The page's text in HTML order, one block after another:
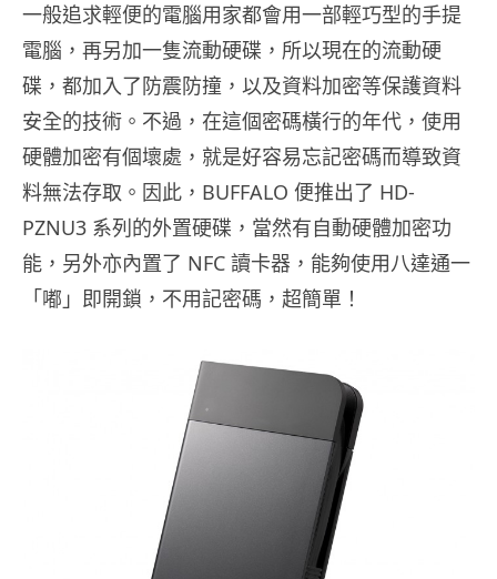
一般追求輕便的電腦用家都會用一部輕巧型的手提
電腦，再另加一隻流動硬碟，所以現在的流動硬
碟，都加入了防震防撞，以及資料加密等保護資料
安全的技術。不過，在這個密碼橫行的年代，使用
硬體加密有個壞處，就是好容易忘記密碼而導致資
料無法存取。因此，BUFFALO 便推出了 HD-
PZNU3 系列的外置硬碟，當然有自動硬體加密功
能，另外亦內置了 NFC 讀卡器，能夠使用八達通一
「嘟」即開鎖，不用記密碼，超簡單！